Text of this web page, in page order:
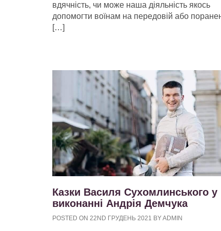
вдячність, чи може наша діяльність якось
допомогти воїнам на передовій або
[…]
Казки Василя Сухомлинського у
виконанні Андрія Демчука
POSTED ON 22ND ГРУДЕНЬ 2021 BY ADMIN